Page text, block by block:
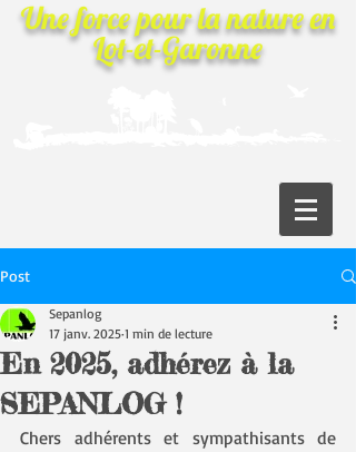
Une force pour la natureen
Lot-et-Garonne
Post
En 2025, adhérez à la
SEPANLOG !
Sepanlog
17 janv. 2025 1 min de lecture
Chers adhérents et sympathisants de